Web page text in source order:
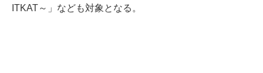
ITKAT～」なども対象となる。